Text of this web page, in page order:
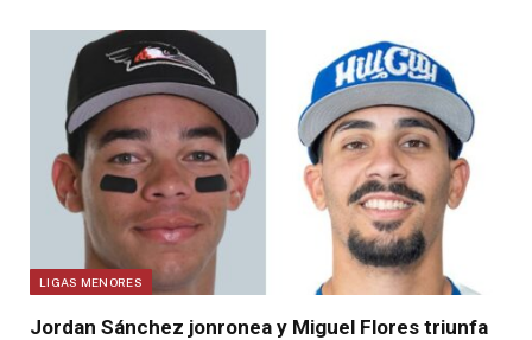
LIGAS MENORES
Jordan Sánchez jonronea y Miguel Flores triunfa